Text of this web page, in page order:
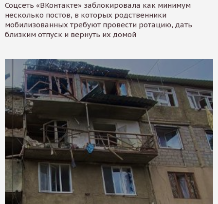
Соцсеть «ВКонтакте» заблокировала как минимум
несколько постов, в которых родственники
мобилизованных требуют провести ротацию, дать
близким отпуск и вернуть их домой